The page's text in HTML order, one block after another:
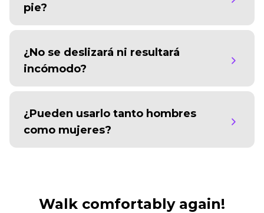
pie?
¿No se deslizará ni resultará
incómodo?
¿Pueden usarlo tanto hombres
como mujeres?
Walk comfortably again!